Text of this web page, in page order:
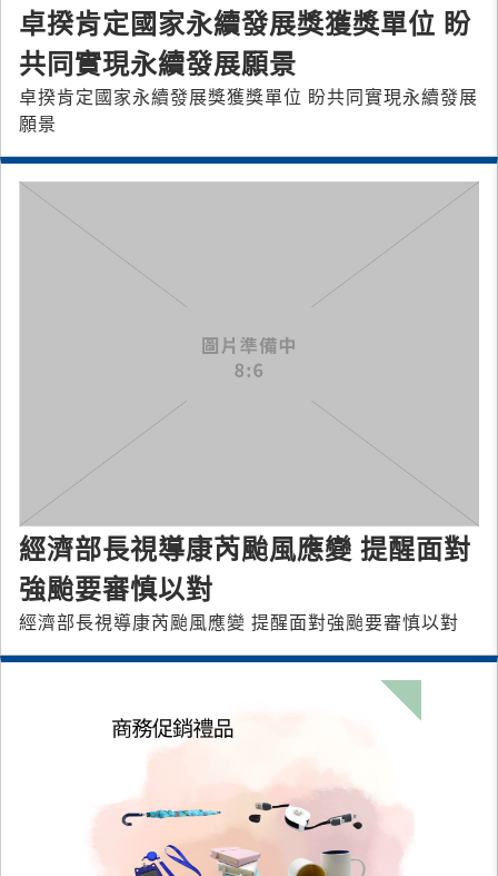
卓揆肯定國家永續發展獎獲獎單位 盼
共同實現永續發展願景
卓揆肯定國家永續發展獎獲獎單位 盼共同實現永續發展
願景
經濟部長視導康芮颱風應變 提醒面對
強颱要審慎以對
經濟部長視導康芮颱風應變 提醒面對強颱要審慎以對